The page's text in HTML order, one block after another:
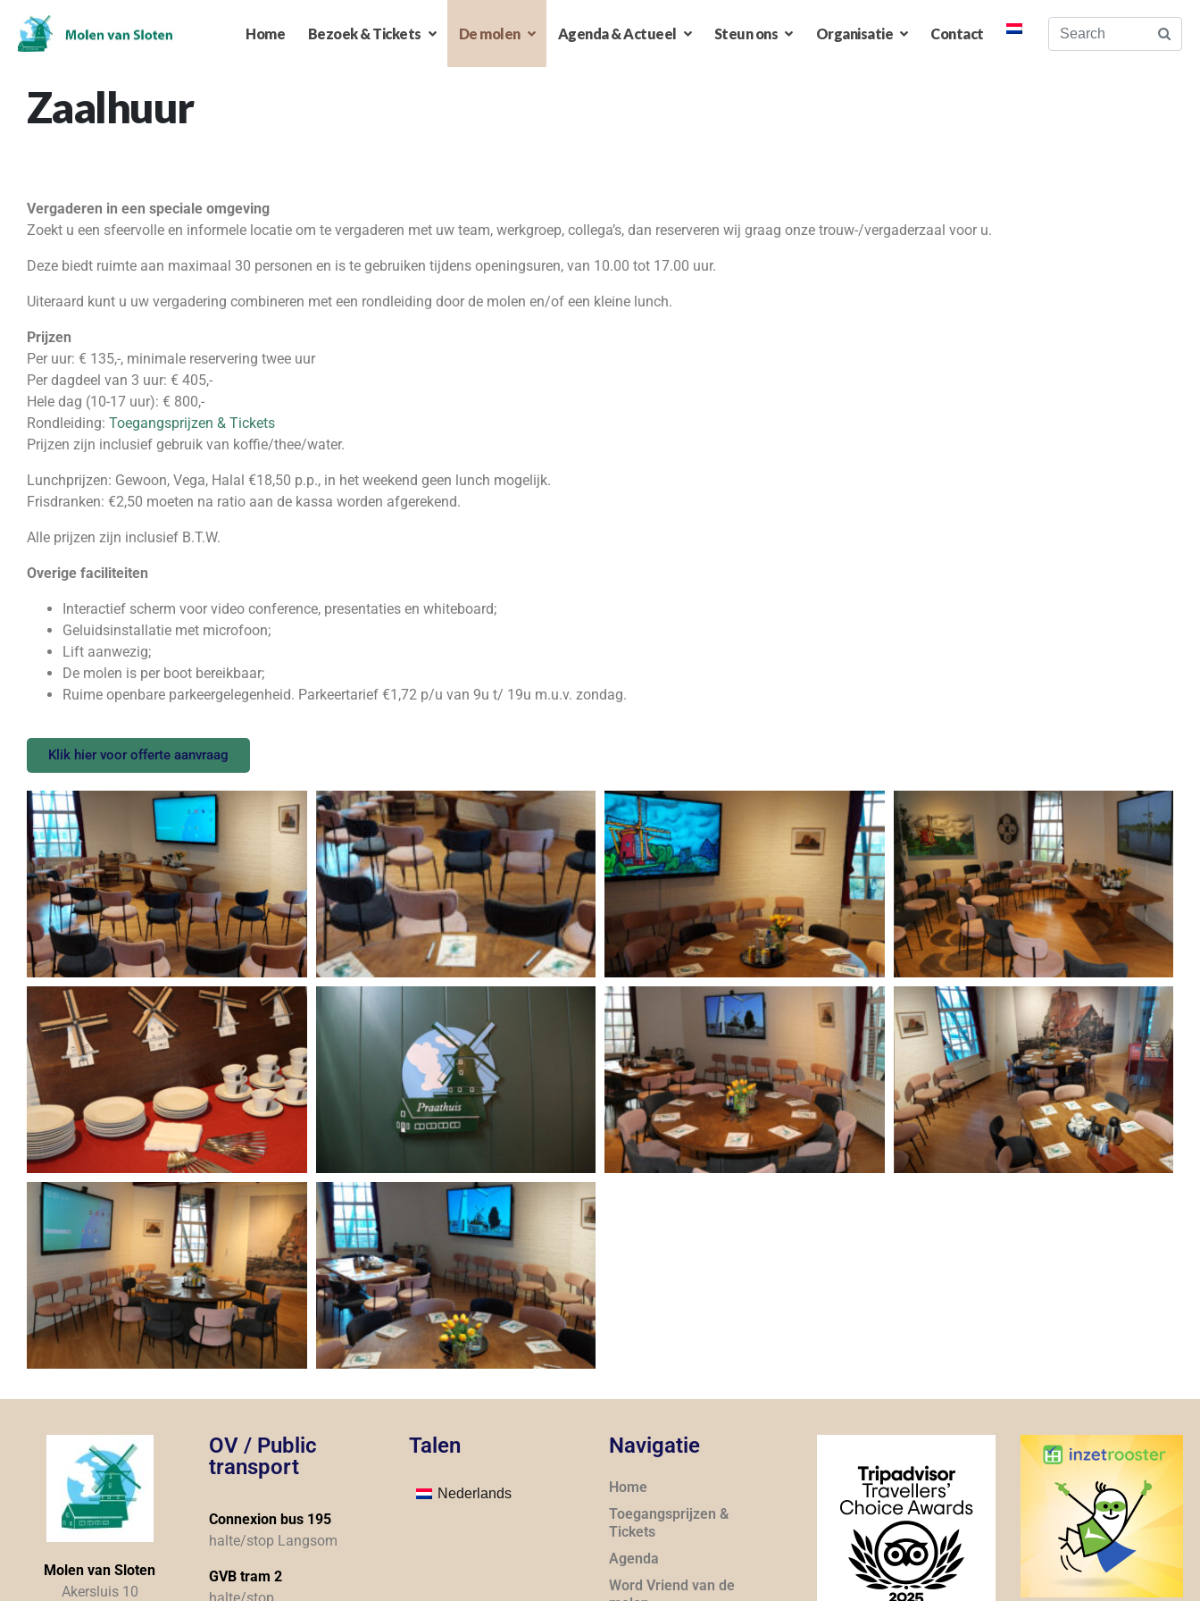
Home Bezoek & Tickets De molen Agenda & Actueel Steun ons Organisatie Contact
Zaalhuur
Vergaderen in een speciale omgeving
Zoekt u een sfeervolle en informele locatie om te vergaderen met uw team, werkgroep, collega’s, dan reserveren wij graag onze trouw-/vergaderzaal voor u.
Deze biedt ruimte aan maximaal 30 personen en is te gebruiken tijdens openingsuren, van 10.00 tot 17.00 uur.
Uiteraard kunt u uw vergadering combineren met een rondleiding door de molen en/of een kleine lunch.
Prijzen
Per uur: € 135,-, minimale reservering twee uur
Per dagdeel van 3 uur: € 405,-
Hele dag (10-17 uur): € 800,-
Rondleiding: Toegangsprijzen & Tickets
Prijzen zijn inclusief gebruik van koffie/thee/water.
Lunchprijzen: Gewoon, Vega, Halal €18,50 p.p., in het weekend geen lunch mogelijk.
Frisdranken: €2,50 moeten na ratio aan de kassa worden afgerekend.
Alle prijzen zijn inclusief B.T.W.
Overige faciliteiten
Interactief scherm voor video conference, presentaties en whiteboard;
Geluidsinstallatie met microfoon;
Lift aanwezig;
De molen is per boot bereikbaar;
Ruime openbare parkeergelegenheid. Parkeertarief €1,72 p/u van 9u t/ 19u m.u.v. zondag.
Klik hier voor offerte aanvraag
Molen van Sloten
Akersluis 10
OV / Public
transport
Connexion bus 195
halte/stop Langsom
GVB tram 2
Talen
Nederlands
Navigatie
Home
Toegangsprijzen &
Tickets
Agenda
Word Vriend van de